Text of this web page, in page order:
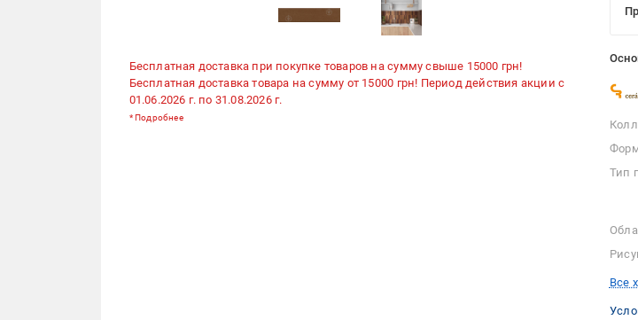
Бесплатная доставка при покупке товаров на сумму свыше 15000 грн!
Бесплатная доставка товара на сумму от 15000 грн! Период действия акции с
01.06.2026 г. по 31.08.2026 г.
*Подробнее
Тип
Все